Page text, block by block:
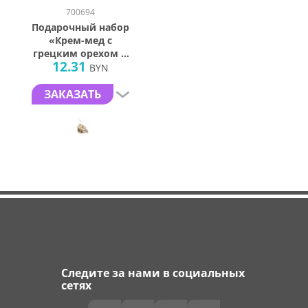
700694
Подарочный набор
«Крем-мед с
грецким орехом в
домике»
12.31 BYN
ЗАКАЗАТЬ
Следите за нами в социальных
сетях